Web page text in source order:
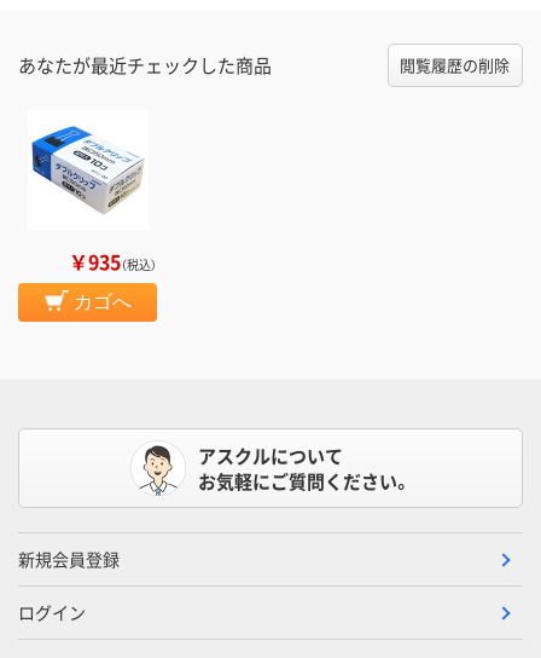
あなたが最近チェックした商品 閲覧履歴の削除
￥935（税込）
カゴへ
アスクルについて
お気軽にご質問ください。
新規会員登録
ログイン